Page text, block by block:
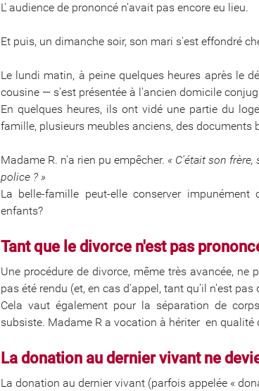
L' audience de prononcé n'avait pas encore eu lieu.
Et puis, un dimanche soir, son mari s'est effondré
Le lundi matin, à peine quelques heures après le
cousine — s'est présentée à l'ancien domicile
En quelques heures, ils ont vidé une partie du
famille, plusieurs meubles anciens, des documents
Madame R. n'a rien pu empêcher. « C'était son
police ? »
La belle-famille peut-elle conserver
enfants?
Tant que le divorce n'est pas
Une procédure de divorce, même très avancée,
pas été rendu (et, en cas d'appel, tant qu'il n'est pas
Cela vaut également pour la séparation de
subsiste. Madame R a vocation à hériter en qualité
La donation au dernier vivant ne
La donation au dernier vivant (parfois appelée «